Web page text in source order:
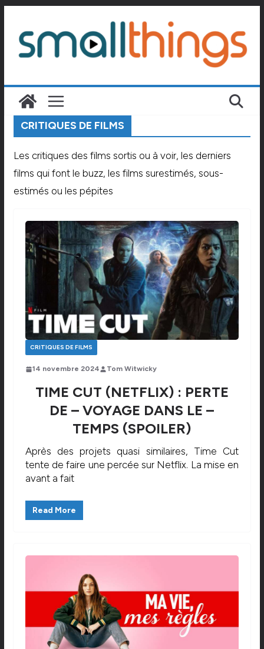
contenu
CRITIQUES DE FILMS
Les critiques des films sortis ou à voir, les derniers
films qui font le buzz, les films surestimés, sous-
estimés ou les pépites
CRITIQUES DE FILMS
14 novembre 2024 Tom Witwicky
TIME CUT (NETFLIX) : PERTE
DE – VOYAGE DANS LE –
TEMPS (SPOILER)
Après des projets quasi similaires, Time Cut
tente de faire une percée sur Netflix. La mise en
avant a fait
Read More